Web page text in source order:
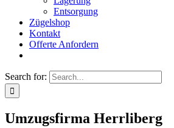
Entsorgung
Zügelshop
Kontakt
Offerte Anfordern
Search for:
Umzugsfirma Herrliberg